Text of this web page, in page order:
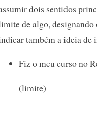
dois sentidos
de algo, designando
também a ideia de
Fiz o meu curso no
(limite)